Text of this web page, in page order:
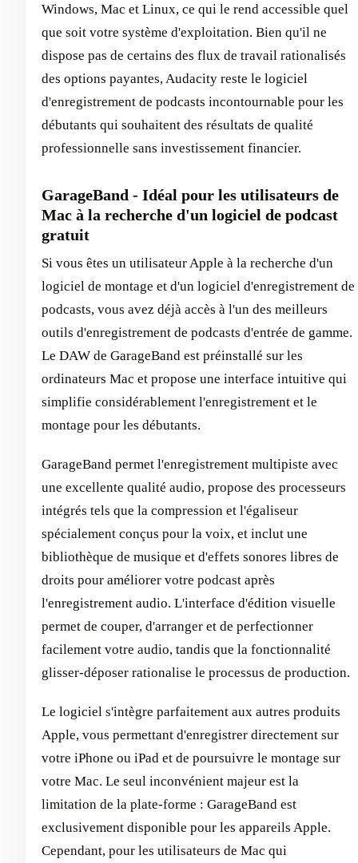
Windows, Mac et Linux, ce qui le rend accessible quel
que soit votre système d'exploitation. Bien qu'il ne
dispose pas de certains des flux de travail rationalisés
des options payantes, Audacity reste le logiciel
d'enregistrement de podcasts incontournable pour les
débutants qui souhaitent des résultats de qualité
professionnelle sans investissement financier.
GarageBand - Idéal pour les utilisateurs de
Mac à la recherche d'un logiciel de podcast
gratuit
Si vous êtes un utilisateur Apple à la recherche d'un
logiciel de montage et d'un logiciel d'enregistrement de
podcasts, vous avez déjà accès à l'un des meilleurs
outils d'enregistrement de podcasts d'entrée de gamme.
Le DAW de GarageBand est préinstallé sur les
ordinateurs Mac et propose une interface intuitive qui
simplifie considérablement l'enregistrement et le
montage pour les débutants.
GarageBand permet l'enregistrement multipiste avec
une excellente qualité audio, propose des processeurs
intégrés tels que la compression et l'égaliseur
spécialement conçus pour la voix, et inclut une
bibliothèque de musique et d'effets sonores libres de
droits pour améliorer votre podcast après
l'enregistrement audio. L'interface d'édition visuelle
permet de couper, d'arranger et de perfectionner
facilement votre audio, tandis que la fonctionnalité
glisser-déposer rationalise le processus de production.
Le logiciel s'intègre parfaitement aux autres produits
Apple, vous permettant d'enregistrer directement sur
votre iPhone ou iPad et de poursuivre le montage sur
votre Mac. Le seul inconvénient majeur est la
limitation de la plate-forme : GarageBand est
exclusivement disponible pour les appareils Apple.
Cependant, pour les utilisateurs de Mac qui